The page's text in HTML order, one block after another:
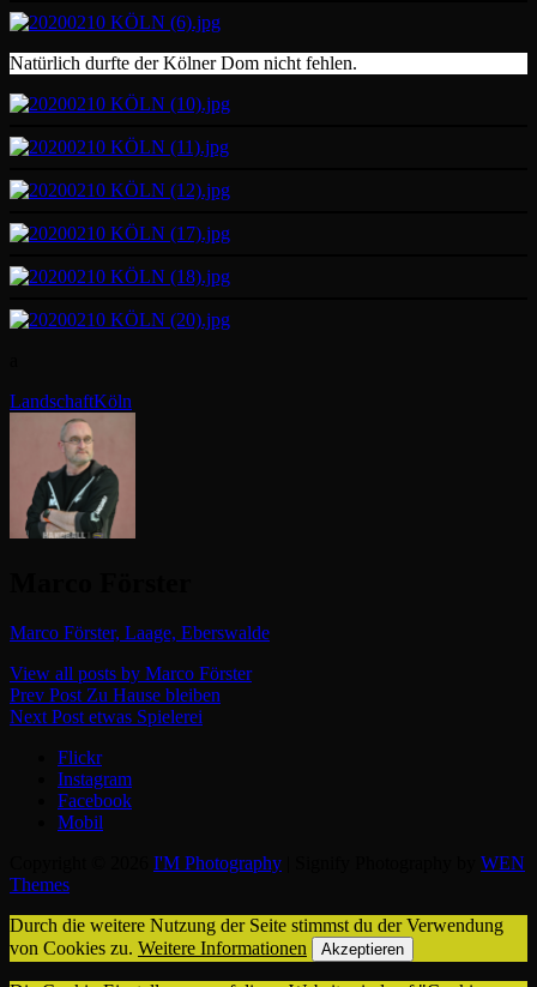
Natürlich durfte der Kölner Dom nicht fehlen.
Categories
LandschaftTags,
Köln
Marco Förster, Laage, Eberswalde
View all posts by Marco Förster
Beitragsnavigation
Previous
Post
Prev Post Zu Hause bleiben
Next
Next Post etwas Spielerei
Flickr
Instagram
Facebook
Mobil
I'M Photography
WEN
Themes
Durch die weitere Nutzung der Seite stimmst du der Verwendung
von Cookies zu. Weitere Informationen Akzeptieren